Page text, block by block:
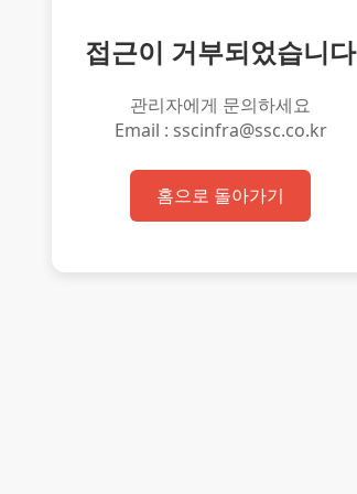
접근이 거부되었습니다
관리자에게 문의하세요
Email : sscinfra@ssc.co.kr
홈으로 돌아가기